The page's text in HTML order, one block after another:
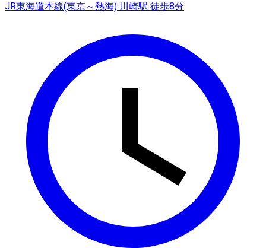
JR東海道本線(東京～熱海) 川崎駅 徒歩8分